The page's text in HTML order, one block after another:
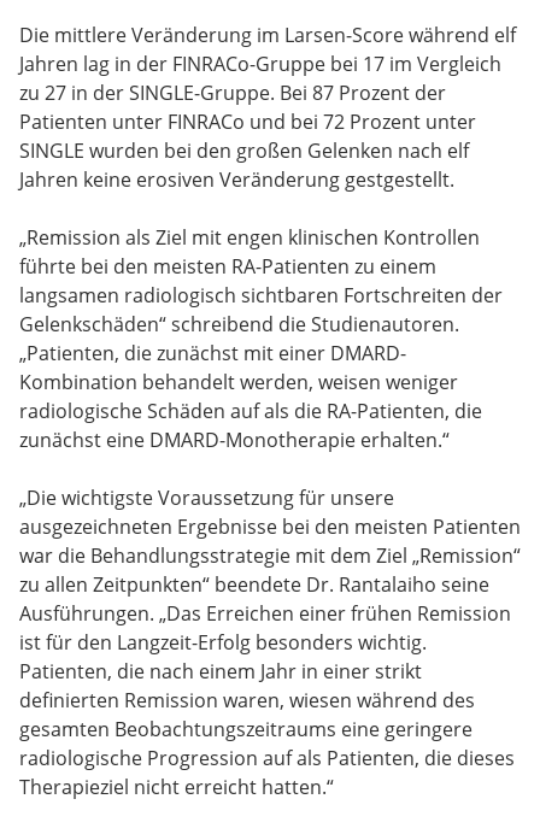
Die mittlere Veränderung im Larsen-Score während elf
Jahren lag in der FINRACo-Gruppe bei 17 im Vergleich
zu 27 in der SINGLE-Gruppe. Bei 87 Prozent der
Patienten unter FINRACo und bei 72 Prozent unter
SINGLE wurden bei den großen Gelenken nach elf
Jahren keine erosiven Veränderung gestgestellt.
„Remission als Ziel mit engen klinischen Kontrollen
führte bei den meisten RA-Patienten zu einem
langsamen radiologisch sichtbaren Fortschreiten der
Gelenkschäden“ schreibend die Studienautoren.
„Patienten, die zunächst mit einer DMARD-
Kombination behandelt werden, weisen weniger
radiologische Schäden auf als die RA-Patienten, die
zunächst eine DMARD-Monotherapie erhalten.“
„Die wichtigste Voraussetzung für unsere
ausgezeichneten Ergebnisse bei den meisten Patienten
war die Behandlungsstrategie mit dem Ziel „Remission“
zu allen Zeitpunkten“ beendete Dr. Rantalaiho seine
Ausführungen. „Das Erreichen einer frühen Remission
ist für den Langzeit-Erfolg besonders wichtig.
Patienten, die nach einem Jahr in einer strikt
definierten Remission waren, wiesen während des
gesamten Beobachtungszeitraums eine geringere
radiologische Progression auf als Patienten, die dieses
Therapieziel nicht erreicht hatten.“